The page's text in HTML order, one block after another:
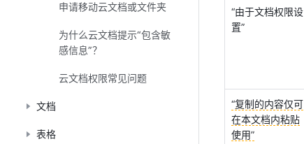
申请移动云文档或文件夹
为什么云文档提示“包含敏
感信息”？
云文档权限常见问题
文档
表格
“由于文档权限设
置”
“复制的内容仅可
在本文档内粘贴
使用”